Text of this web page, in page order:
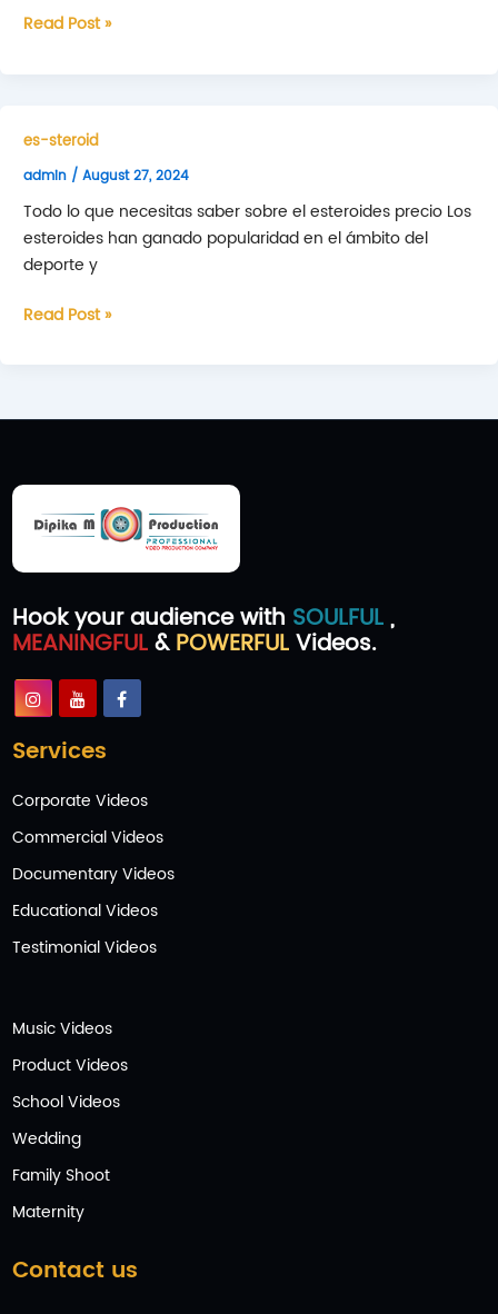
Guía
Read Post »
es-steroid
admin / August 27, 2024
Todo lo que necesitas saber sobre el esteroides precio Los
esteroides han ganado popularidad en el ámbito del
deporte y
Todo
saber
precio
Read Post »
Hook your audience with SOULFUL,
MEANINGFUL&POWERFULVideos.
Services
Corporate Videos
Commercial Videos
Documentary Videos
Educational Videos
Testimonial Videos
Music Videos
Product Videos
School Videos
Wedding
Family Shoot
Maternity
Contact us